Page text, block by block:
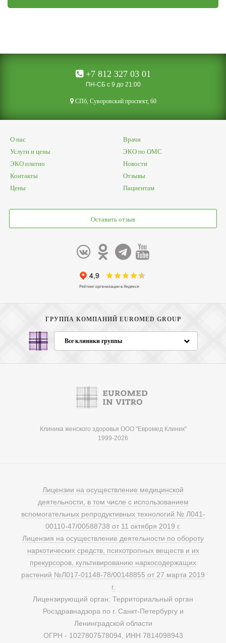
+7 812 327 03 01
ПН-СБ с 9 до 21:00
CПб, Суворовский проспект, 60
О нас
Врачи
Услуги и цены
ЭКО по ОМС
ЭКО платно
Новости
Контакты
Отзывы
Цены
Пациентам
Оставить отзыв
ГРУППА КОМПАНИЙ EUROMED GROUP
Все клиники группы
Клиника женского здоровья ООО "Евромед Клиник"
1999-2026
Лицензии на осуществление медицинской
деятельности, в том числе с использованием
вспомогательных репродуктивных технологий № Л041-
00110-47/00588738 от 11 октября 2019 г.
Лицензия на осуществление деятельности по обороту
наркотических средств, психотропных веществ и их
прекурсоров, культивированию наркосодержащих
растений №Л017-01148-78/00148855 от 27 марта 2019
г.
Лицензирующий орган: Территориальный орган
Росздравнадзора по г. Санкт-Петербургу и
Ленинградской области
ОГРН - 1027807578094, ИНН 7814098943